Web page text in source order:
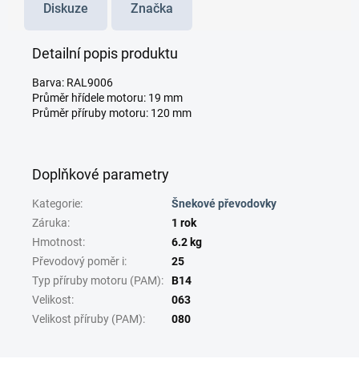
Diskuze Značka
Detailní popis produktu
Barva: RAL9006
Průměr hřídele motoru: 19 mm
Průměr příruby motoru: 120 mm
Doplňkové parametry
Kategorie:
Šnekové převodovky
Záruka:
1 rok
Hmotnost:
6.2 kg
Převodový poměr i:
25
Typ příruby motoru (PAM):
B14
Velikost:
063
Velikost příruby (PAM): 080